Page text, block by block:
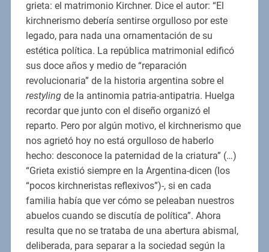
grieta: el matrimonio Kirchner. Dice el autor: “El
kirchnerismo debería sentirse orgulloso por este
legado, para nada una ornamentación de su
estética política. La república matrimonial edificó
sus doce años y medio de “reparación
revolucionaria” de la historia argentina sobre el
restylingde la antinomia patria-antipatria. Huelga
recordar que junto con el diseño organizó el
reparto. Pero por algún motivo, el kirchnerismo que
nos agrietó hoy no está orgulloso de haberlo
hecho: desconoce la paternidad de la criatura” (…)
“Grieta existió siempre en la Argentina-dicen (los
“pocos kirchneristas reflexivos”)-, si en cada
familia había que ver cómo se peleaban nuestros
abuelos cuando se discutía de política”. Ahora
resulta que no se trataba de una abertura abismal,
deliberada, para separar a la sociedad según la